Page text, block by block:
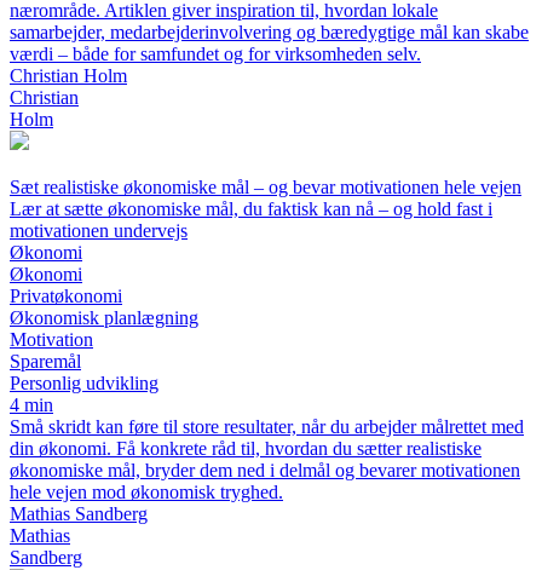
nærområde. Artiklen giver inspiration til, hvordan lokale
samarbejder, medarbejderinvolvering og bæredygtige mål kan skabe
værdi – både for samfundet og for virksomheden selv.
Christian Holm
Christian
Holm
Sæt realistiske økonomiske mål – og bevar motivationen hele vejen
Lær at sætte økonomiske mål, du faktisk kan nå – og hold fast i
motivationen undervejs
Økonomi
Økonomi
Privatøkonomi
Økonomisk planlægning
Motivation
Sparemål
Personlig udvikling
4 min
Små skridt kan føre til store resultater, når du arbejder målrettet med
din økonomi. Få konkrete råd til, hvordan du sætter realistiske
økonomiske mål, bryder dem ned i delmål og bevarer motivationen
hele vejen mod økonomisk tryghed.
Mathias Sandberg
Mathias
Sandberg